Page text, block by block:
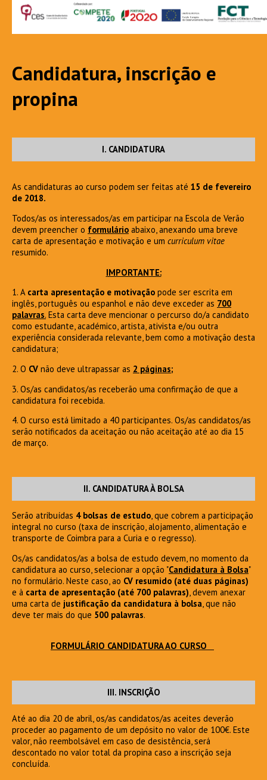
Candidatura, inscrição e
propina
I. CANDIDATURA
As candidaturas ao curso podem ser feitas até 15 de fevereiro
de 2018.
Todos/as os interessados/as em participar na Escola de Verão
devem preencher o formulário abaixo, anexando uma breve
carta de apresentação e motivação e um curriculum vitae
resumido.
IMPORTANTE:
1. A carta apresentação e motivação pode ser escrita em
inglês, português ou espanhol e não deve exceder as 700
palavras. Esta carta deve mencionar o percurso do/a candidato
como estudante, académico, artista, ativista e/ou outra
experiência considerada relevante, bem como a motivação desta
candidatura;
2. O CV não deve ultrapassar as 2 páginas;
3. Os/as candidatos/as receberão uma confirmação de que a
candidatura foi recebida.
4. O curso está limitado a 40 participantes. Os/as candidatos/as
serão notificados da aceitação ou não aceitação até ao dia 15
de março.
II. CANDIDATURA À BOLSA
Serão atribuídas 4 bolsas de estudo, que cobrem a participação
integral no curso (taxa de inscrição, alojamento, alimentação e
transporte de Coimbra para a Curia e o regresso).
Os/as candidatos/as a bolsa de estudo devem, no momento da
candidatura ao curso, selecionar a opção "Candidatura à Bolsa"
no formulário. Neste caso, ao CV resumido (até duas páginas)
e à carta de apresentação (até 700 palavras) , devem anexar
uma carta de justificação da candidatura à bolsa , que não
deve ter mais do que 500 palavras.
FORMULÁRIO CANDIDATURA AO CURSO
III. INSCRIÇÃO
Até ao dia 20 de abril, os/as candidatos/as aceites deverão
proceder ao pagamento de um depósito no valor de 100€. Este
valor, não reembolsável em caso de desistência, será
descontado no valor total da propina caso a inscrição seja
concluída.